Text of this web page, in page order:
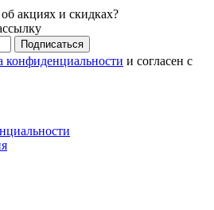
акциях и скидках?
Подписаться
конфиденциальности и согласен с